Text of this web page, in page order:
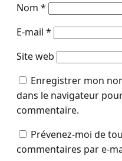
Nom *
E-mail *
Site web
Enregistrer mon
dans le navigateur
commentaire.
Prévenez-moi de
commentaires par e-